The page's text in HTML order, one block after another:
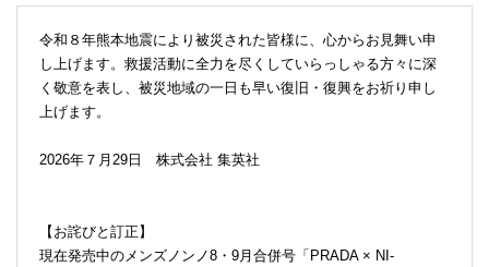
令和８年熊本地震により被災された皆様に、心からお見舞い申
し上げます。救援活動に全力を尽くしていらっしゃる方々に深
く敬意を表し、被災地域の一日も早い復旧・復興をお祈り申し
上げます。
2026年７月29日 株式会社 集英社
【お詫びと訂正】
現在発売中のメンズノンノ8・9月合併号「PRADA × NI-